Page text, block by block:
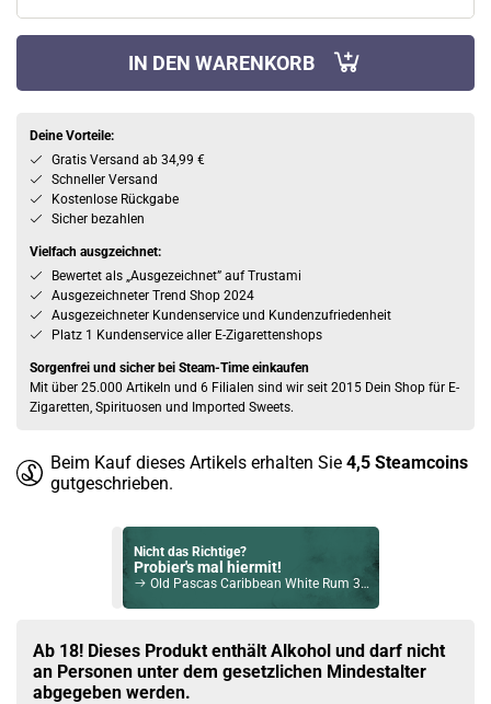
IN DEN WARENKORB
Deine Vorteile:
Gratis Versand ab 34,99 €
Schneller Versand
Kostenlose Rückgabe
Sicher bezahlen
Vielfach ausgzeichnet:
Bewertet als „Ausgezeichnet” auf Trustami
Ausgezeichneter Trend Shop 2024
Ausgezeichneter Kundenservice und Kundenzufriedenheit
Platz 1 Kundenservice aller E-Zigarettenshops
Sorgenfrei und sicher bei Steam-Time einkaufen
Mit über 25.000 Artikeln und 6 Filialen sind wir seit 2015 Dein Shop für E-
Zigaretten, Spirituosen und Imported Sweets.
Beim Kauf dieses Artikels erhalten Sie 4,5 Steamcoins
gutgeschrieben.
Nicht das Richtige?
Probier's mal hiermit!
Old Pascas Caribbean White Rum 37,5% Vol. 700ml
Check das mal!
Riemerschmid Maracuja Sirup 700ml
Ab 18! Dieses Produkt enthält Alkohol und darf nicht
an Personen unter dem gesetzlichen Mindestalter
abgegeben werden.